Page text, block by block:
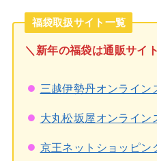
福袋取扱サイト一覧
＼新年の福袋は通販サイ
三越伊勢丹オンライン
大丸松坂屋オンライン
京王ネットショッピン